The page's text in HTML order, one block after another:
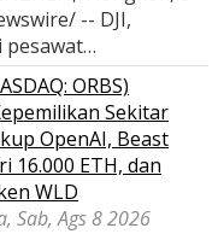
-- DJI,
ORBS)
Sekitar
OpenAI, Beast
16.000 ETH, dan
WLD
Sab, Ags 8 2026